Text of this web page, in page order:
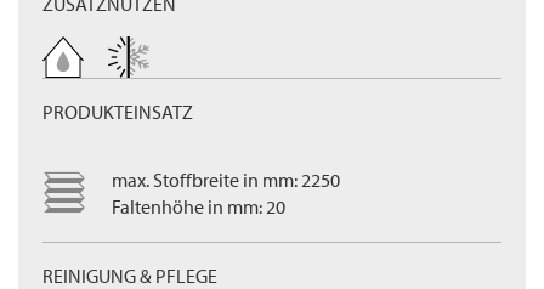
PRODUKTEINSATZ
max. Stoffbreite in mm: 2250
Faltenhöhe in mm: 20
REINIGUNG & PFLEGE